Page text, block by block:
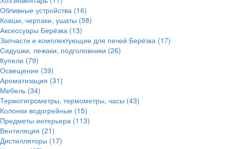
Обливные устройства (16)
Ковши, черпаки, ушаты (58)
Аксессуары Берёзка (13)
Запчасти и комплектующие для печей Берёзка (17)
Сидушки, лежаки, подголовники (26)
Купели (79)
Освещение (39)
Ароматизация (31)
Мебель (34)
Термогигрометры, термометры, часы (43)
Колонки водогрейные (15)
Предметы интерьера (113)
Вентиляция (21)
Дистилляторы (17)